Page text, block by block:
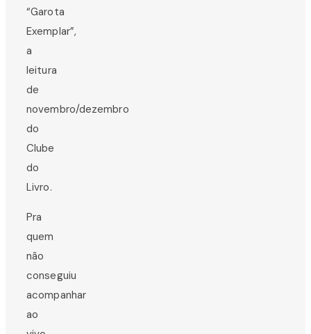
“Garota
Exemplar”,
a
leitura
de
novembro/dezembro
do
Clube
do
Livro.
Pra
quem
não
conseguiu
acompanhar
ao